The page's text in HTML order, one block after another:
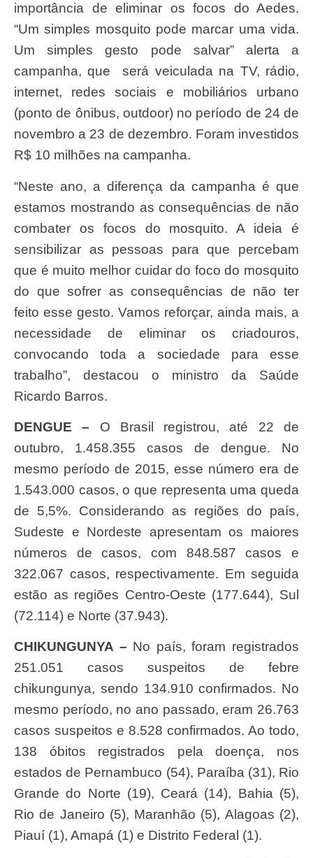
importância de eliminar os focos do Aedes.
“Um simples mosquito pode marcar uma vida.
Um simples gesto pode salvar” alerta a
campanha, que será veiculada na TV, rádio,
internet, redes sociais e mobiliários urbano
(ponto de ônibus, outdoor) no período de 24 de
novembro a 23 de dezembro. Foram investidos
R$ 10 milhões na campanha.
“Neste ano, a diferença da campanha é que
estamos mostrando as consequências de não
combater os focos do mosquito. A ideia é
sensibilizar as pessoas para que percebam
que é muito melhor cuidar do foco do mosquito
do que sofrer as consequências de não ter
feito esse gesto. Vamos reforçar, ainda mais, a
necessidade de eliminar os criadouros,
convocando toda a sociedade para esse
trabalho”, destacou o ministro da Saúde
Ricardo Barros.
DENGUE – O Brasil registrou, até 22 de
outubro, 1.458.355 casos de dengue. No
mesmo período de 2015, esse número era de
1.543.000 casos, o que representa uma queda
de 5,5%. Considerando as regiões do país,
Sudeste e Nordeste apresentam os maiores
números de casos, com 848.587 casos e
322.067 casos, respectivamente. Em seguida
estão as regiões Centro-Oeste (177.644), Sul
(72.114) e Norte (37.943).
CHIKUNGUNYA – No país, foram registrados
251.051 casos suspeitos de febre
chikungunya, sendo 134.910 confirmados. No
mesmo período, no ano passado, eram 26.763
casos suspeitos e 8.528 confirmados. Ao todo,
138 óbitos registrados pela doença, nos
estados de Pernambuco (54), Paraíba (31), Rio
Grande do Norte (19), Ceará (14), Bahia (5),
Rio de Janeiro (5), Maranhão (5), Alagoas (2),
Piauí (1), Amapá (1) e Distrito Federal (1).